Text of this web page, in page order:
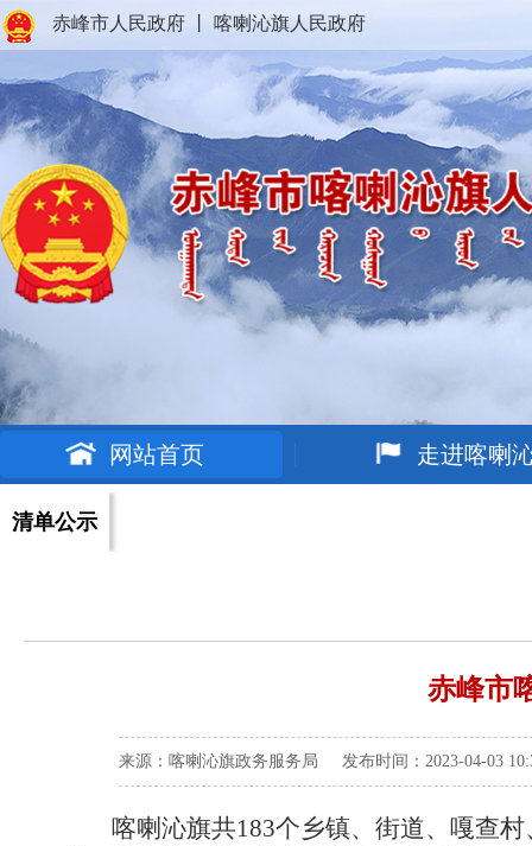
赤峰市人民政府 喀喇沁旗人民政府
网站首页 走进喀喇
清单公示
赤峰市
来源：喀喇沁旗政务服务局 发布时间：2023-04-03
喀喇沁旗共183个乡镇、街道、嘎查